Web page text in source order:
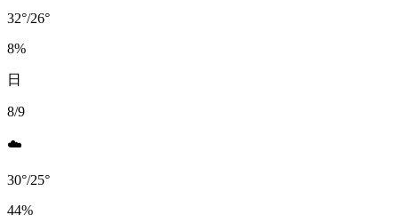
32°/26°
8%
日
8/9
☁️
30°/25°
44%